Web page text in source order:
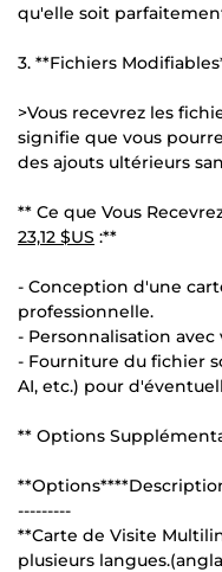
qu'elle soit
3. **Fichiers
>Vous recevrez les
signifie que vous
des ajouts ultérieurs
** Ce que Vous
23,12 $US :**
- Conception d'une
professionnelle.
- Personnalisation
- Fourniture du fichier
AI, etc.) pour
** Options
---------
**Carte de Visite
plusieurs